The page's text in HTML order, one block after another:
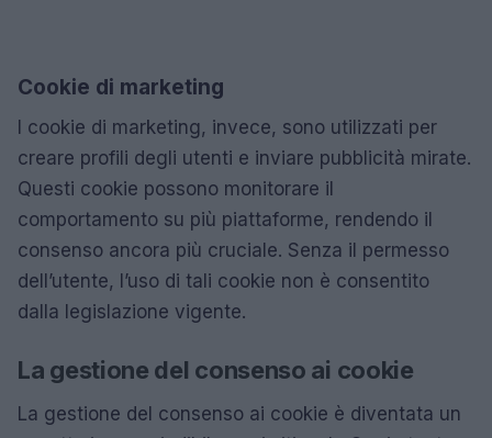
Cookie di marketing
I cookie di marketing, invece, sono utilizzati per
creare profili degli utenti e inviare pubblicità mirate.
Questi cookie possono monitorare il
comportamento su più piattaforme, rendendo il
consenso ancora più cruciale. Senza il permesso
dell’utente, l’uso di tali cookie non è consentito
dalla legislazione vigente.
La gestione del consenso ai cookie
La gestione del consenso ai cookie è diventata un